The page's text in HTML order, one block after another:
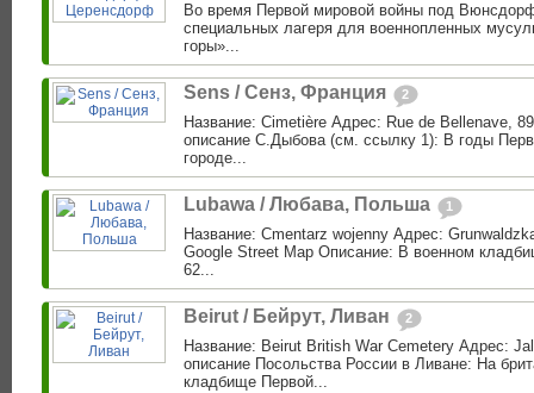
Во время Первой мировой войны под
специальных лагеря для военнопленных
горы»...
Sens / Сенз, Франция 2
Название: Cimetière Адрес: Rue de Bellenave,
описание С.Дыбова (см. ссылку 1): В годы
городе...
Lubawa / Любава, Польша 1
Название: Cmentarz wojenny Адрес:
Google Street Map Описание: В военном
62...
Beirut / Бейрут, Ливан 2
Название: Beirut British War Cemetery Адрес:
описание Посольства России в Ливане: На
кладбище Первой...